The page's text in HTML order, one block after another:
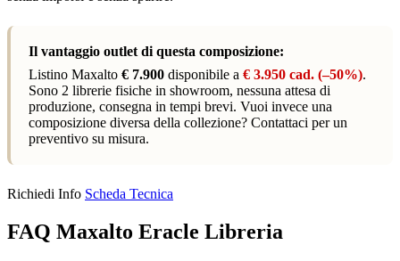
Il vantaggio outlet di questa composizione:
Listino Maxalto € 7.900 disponibile a € 3.950 cad. (–50%).
Sono 2 librerie fisiche in showroom, nessuna attesa di
produzione, consegna in tempi brevi. Vuoi invece una
composizione diversa della collezione? Contattaci per un
preventivo su misura.
Richiedi Info Scheda Tecnica
FAQ Maxalto Eracle Libreria